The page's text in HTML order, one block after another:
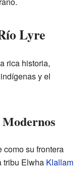
Lyre
rica historia,
y el
como su frontera
tribu Elwha Klallam